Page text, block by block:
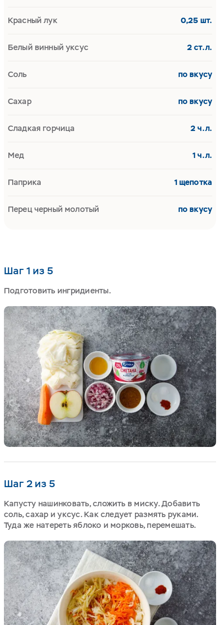
Шаг 1 из 5
Подготовить ингридиенты.
Шаг 2 из 5
Капусту нашинковать, сложить в миску. Добавить
соль, сахар и уксус. Как следует размять руками.
Туда же натереть яблоко и морковь, перемешать.
Красный лук 0,25 шт.
Белый винный уксус 2 ст.л.
Соль по вкусу
Сахар по вкусу
Сладкая горчица 2 ч.л.
Мед 1 ч.л.
Паприка 1 щепотка
Перец черный молотый по вкусу